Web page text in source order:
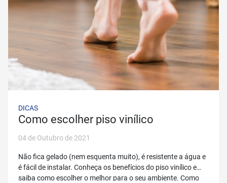
DICAS
Como escolher piso vinílico
04 de Outubro de 2021
Não fica gelado (nem esquenta muito), é resistente a água e
é fácil de instalar. Conheça os benefícios do piso vinílico e
saiba como escolher o melhor para o seu ambiente. Como